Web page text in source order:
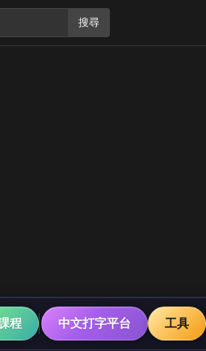
搜尋
程 中文打字平台 工具